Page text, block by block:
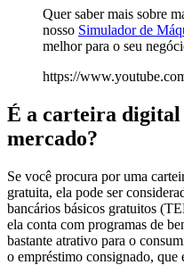
Quer saber mais sobre
nosso Simulador de
melhor para o seu
https://
É a carteira digital
mercado?
Se você procura por uma
gratuita, ela pode ser
bancários básicos gratuitos
ela conta com programas de
bastante atrativo para o
o empréstimo consignado,